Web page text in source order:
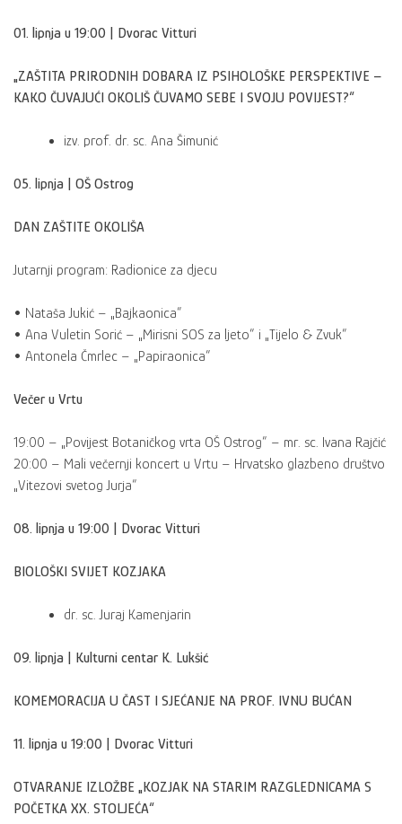
01. lipnja u 19:00 | Dvorac Vitturi
„ZAŠTITA PRIRODNIH DOBARA IZ PSIHOLOŠKE PERSPEKTIVE –
KAKO ČUVAJUĆI OKOLIŠ ČUVAMO SEBE I SVOJU POVIJEST?“
izv. prof. dr. sc. Ana Šimunić
05. lipnja | OŠ Ostrog
DAN ZAŠTITE OKOLIŠA
Jutarnji program: Radionice za djecu
• Nataša Jukić – „Bajkaonica“
• Ana Vuletin Sorić – „Mirisni SOS za ljeto“ i „Tijelo & Zvuk“
• Antonela Čmrlec – „Papiraonica“
Večer u Vrtu
19:00 – „Povijest Botaničkog vrta OŠ Ostrog“ – mr. sc. Ivana Rajčić
20:00 – Mali večernji koncert u Vrtu – Hrvatsko glazbeno društvo
„Vitezovi svetog Jurja“
08. lipnja u 19:00 | Dvorac Vitturi
BIOLOŠKI SVIJET KOZJAKA
dr. sc. Juraj Kamenjarin
09. lipnja | Kulturni centar K. Lukšić
KOMEMORACIJA U ČAST I SJEĆANJE NA PROF. IVNU BUĆAN
11. lipnja u 19:00 | Dvorac Vitturi
OTVARANJE IZLOŽBE „KOZJAK NA STARIM RAZGLEDNICAMA S
POČETKA XX. STOLJEĆA“